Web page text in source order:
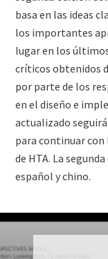
basa en las ideas
los importantes
lugar en los
críticos obtenidos
por parte de los
en el diseño e
actualizado
para continuar con
de HTA. La
español y chino.
Video